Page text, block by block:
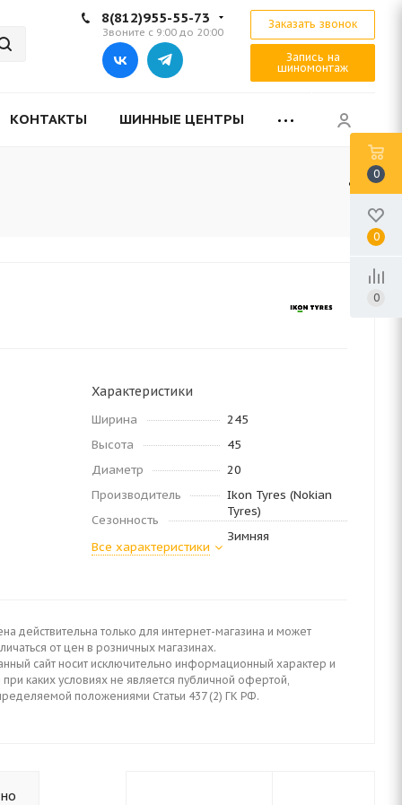
8(812)955-55-73
Звоните с 9:00 до 20:00
Заказать звонок
Запись на
шиномонтаж
КОНТАКТЫ ШИННЫЕ ЦЕНТРЫ
Характеристики
Ширина
245
Высота
45
Диаметр
20
Производитель
Ikon Tyres (Nokian
Tyres)
Сезонность
Зимняя
Все характеристики
действительна только для интернет-магазина и может
от цен в розничных магазинах.
сайт носит исключительно информационный характер и
при каких условиях не является публичной офертой,
положениями Статьи 437 (2) ГК РФ.
0
0
0